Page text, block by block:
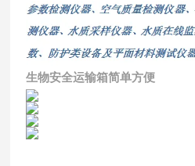
生物安全运输箱简单方便